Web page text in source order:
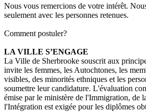
Nous vous remercions de votre intérêt.
seulement avec les personnes retenues.
Comment postuler?
LA VILLE S’ENGAGE
La Ville de Sherbrooke souscrit aux
invite les femmes, les Autochtones, les
visibles, des minorités ethniques et les
soumettre leur candidature. L'évaluation
émise par le ministère de l'Immigration, de
l'Intégration est exigée pour les diplômes